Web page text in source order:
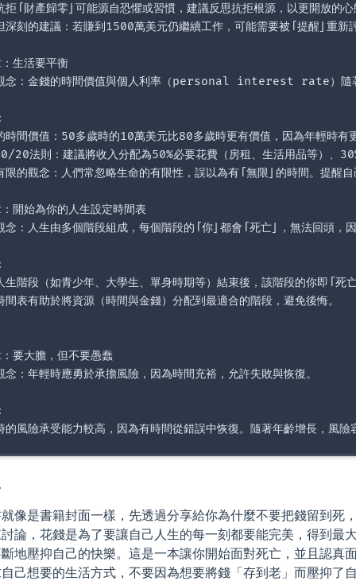
拒「財產歸零」可能源自恐懼或習慣，建議反思抗拒根源，以更開放的
深刻的建議：若賺到1500萬美元仍繼續工作，可能需要被「提醒」重新
生活要平衡
念：金錢的時間價值與個人利率（personal interest rate）隨著
時間價值：50多歲時的10萬美元比80多歲時更有價值，因為年輕時有
20法則：建議將收入分配為50%必要花費（房租、生活用品等）、
限的觀念：人們常忽略生命的有限性，誤以為有「無限」的時間。提醒
開始為你的人生設定時間表
念：人生由多個階段組成，每個階段的「你」都會「死亡」，無法回頭
生階段（如青少年、大學生、單身時期等）結束後，該階段的你即「死
間表有助於將資源（時間與金錢）分配到最適合的階段，避免後悔。
要大膽，但不要愚蠢
念：年輕時應勇於承擔風險，因為時間充裕，允許失敗與恢復。
像是書籍封面一樣，先透過分享給你為什麼不要把錢留到死
論，花錢是為了要讓自己人生的每一刻都要能完美，得到最
地壓抑自己的快樂。這是一本讓你開始面對死亡，並且認真
己想要的生活方式，不要因為想要將錢「存到老」而壓抑了